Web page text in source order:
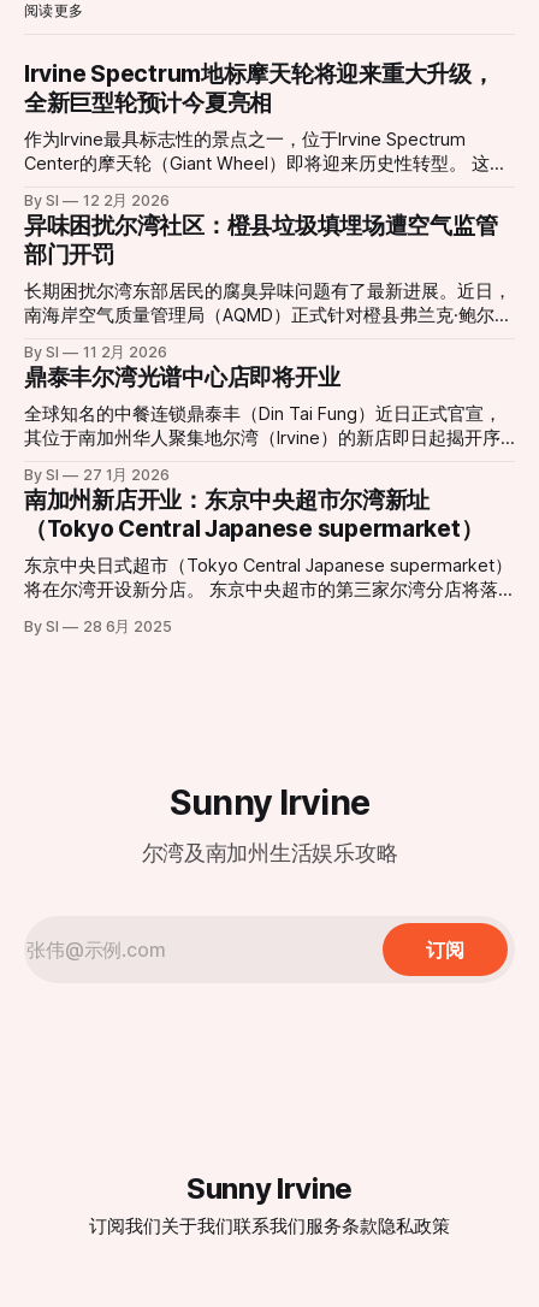
阅读更多
Irvine Spectrum地标摩天轮将迎来重大升级，
全新巨型轮预计今夏亮相
作为Irvine最具标志性的景点之一，位于Irvine Spectrum
Center的摩天轮（Giant Wheel）即将迎来历史性转型。 这座
景观视角和绚丽灯光吸引无数游客与居民，是当地社交活动与
城市夜景的重要组成部分。然而，在经历了多年运营之后，原
有设施已于2026年1月11日停止运营，并进入大规模更新改造
阶段。 根据项目官方消息，新一代巨型摩天轮正在紧张施工
中，并预定于今年夏季正式对外开放。届时，新摩天轮将在现
化，同时在灯光效果、乘坐舒适度和整体视野方面做出显著提
升。整合了更先进的可编程LED照明系统，新摩天轮能够演绎
更加丰富多变的灯光秀效果，为夜间游览提供更震撼体验。
项目负责人表示，这一重新设计的娱乐地标不仅是一次设施升
级，更是对整个中心景观与游客体验的重新构想。“新的摩天
轮将成为一个能激发更多记忆与故事的新起点，无论是家庭游
客、情侣约会还是节日庆典，都将成为他们新的集体回忆背
景。”该负责人指出。 随着更新工程的推进，这一城市地标即
By SI 12 2月 2026
异味困扰尔湾社区：橙县垃圾填埋场遭空气监管
部门开罚
长期困扰尔湾东部居民的腐臭异味问题有了最新进展。近日，
南海岸空气质量管理局（AQMD）正式针对橙县弗兰克·鲍尔曼
罚。这一举动回应了当地社区日益高涨的投诉声浪，也让城市
扩张与工业设施留存之间的矛盾再次成为焦点。 “无法打开的
窗户”：居民忍受度达极限 对于家住Portola Springs社区的居
民Monica Fonta来说，新鲜空气已经成为一种奢侈。她在受访
容，这种气味如同腐烂的垃圾在密闭空间内发酵，且在清晨、
深夜以及圣安娜风盛行时尤为刺鼻。 受影响的范围不仅限于
居住区。据悉，在距离填埋场数英里外的伍德伯里购物中心
（Woodbury Town Center）周边，也能时常闻到类似的酸腐
味。 历史遗留与城市化扩张的碰撞 鲍尔曼垃圾填埋场由橙县
政府所有并运营，自1990年起投入使用。填埋场负责人汤姆·
卡特里利斯（Tom Koutroulis）指出，该场址在30多年前建立
By SI 11 2月 2026
鼎泰丰尔湾光谱中心店即将开业
全球知名的中餐连锁鼎泰丰（Din Tai Fung）近日正式官宣，
其位于南加州华人聚集地尔湾（Irvine）的新店即日起揭开序
中心（Irvine Spectrum Center）迎来了又一重磅餐饮地标。
根据官方公布的信息，尔湾店将采取分阶段开业模式，为顾客
提供精致的用餐体验： * 试营业阶段 (Soft Opening)： 2月6
日至3月1日。此期间将采取预约制，目前已开放预订，旨在为
顾客提供更私密且高水准的先行体验。预约地址：
Opening)： 3月2日正式全面迎客。 现代化设计与经典美味的
By SI 27 1月 2026
南加州新店开业：东京中央超市尔湾新址
（Tokyo Central Japanese supermarket）
东京中央日式超市（Tokyo Central Japanese supermarket）
将在尔湾开设新分店。 东京中央超市的第三家尔湾分店将落
的日式商品，包括新鲜海产、熟食、美妆产品和厨具等。新店
By SI 28 6月 2025
Sunny Irvine
尔湾及南加州生活娱乐攻略
订阅
Sunny Irvine
订阅我们关于我们联系我们服务条款隐私政策